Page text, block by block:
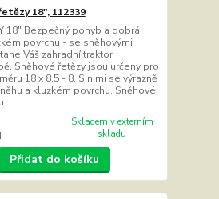
18", 112339
18" Bezpečný pohyb a dobrá
povrchu - se sněhovými
Váš zahradní traktor
Sněhové řetězy jsou určeny pro
18 x 8,5 - 8. S nimi se výrazně
a kluzkém povrchu. Sněhové
...
Skladem v externím
skladu
Přidat do košíku